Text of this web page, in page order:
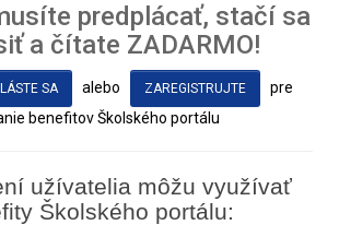
predplácať, stačí sa
a čítate ZADARMO!
SA alebo ZAREGISTRUJTE
pre
benefitov Školského portálu
užívatelia môžu využívať
Školského portálu: